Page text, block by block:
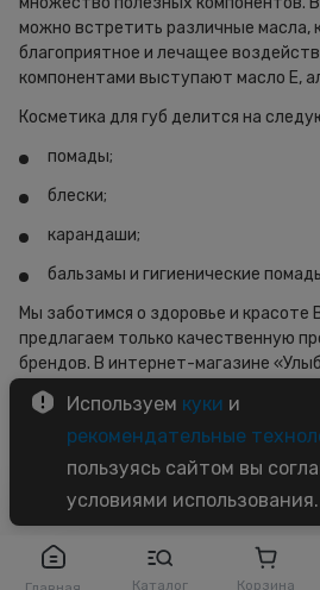
Каталог Корзина
можно встретить различные масла,
благоприятное и лечащее
компонентами выступают масло Е,
Косметика для губ делится на
помады;
блески;
карандаши;
бальзамы и гигиенические
Мы заботимся о здоровье и красоте
предлагаем только качественную
брендов. В интернет-магазине
купить косметику для губ по
ассортименте.
Используем куки и
рекомендательные
пользуясь сайтом вы
условиями использования.